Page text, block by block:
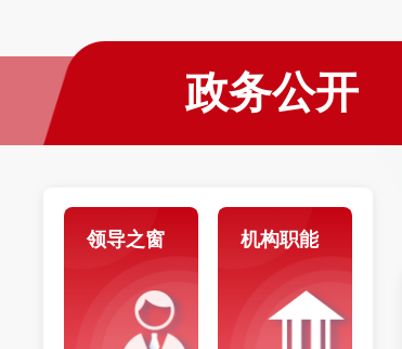
政务公开
领导之窗 机构职能